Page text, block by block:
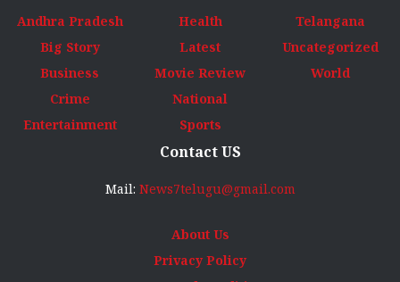
Andhra Pradesh
Big Story
Business
Crime
Entertainment
Health
Latest
Movie Review
National
Sports
Telangana
Uncategorized
World
Contact US
Mail: News7telugu@gmail.com
About Us
Privacy Policy